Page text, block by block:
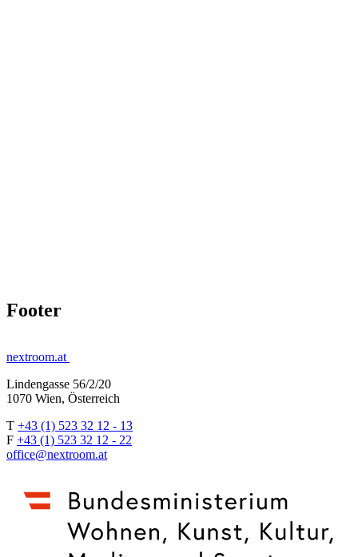
Footer
nextroom.at
Lindengasse 56/2/20
1070 Wien, Österreich
T +43 (1) 523 32 12 - 13
F +43 (1) 523 32 12 - 22
office@nextroom.at